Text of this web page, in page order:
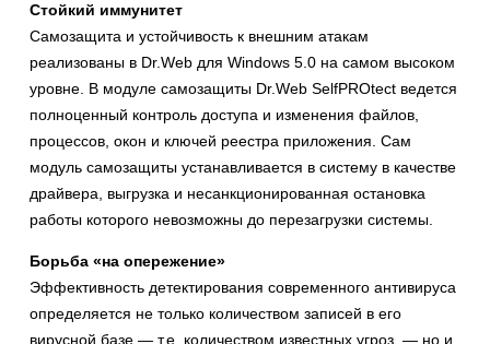
Стойкий иммунитет
Самозащита и устойчивость к внешним атакам
реализованы в Dr.Web для Windows 5.0 на самом высоком
уровне. В модуле самозащиты Dr.Web SelfPROtect ведется
полноценный контроль доступа и изменения файлов,
процессов, окон и ключей реестра приложения. Сам
модуль самозащиты устанавливается в систему в качестве
драйвера, выгрузка и несанкционированная остановка
работы которого невозможны до перезагрузки системы.
Борьба «на опережение»
Эффективность детектирования современного антивируса
определяется не только количеством записей в его
вирусной базе — т.е. количеством известных угроз, — но и